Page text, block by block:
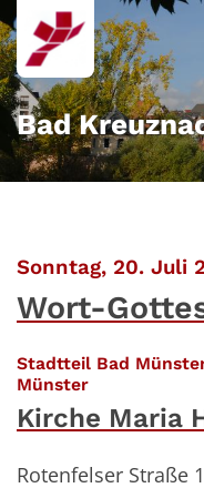
Zum Inhalt springen
Bad
Sonntag, 20. Juli
Wort-
Stadtteil Bad
Münster:
Kirche Maria
Rotenfelser Straße